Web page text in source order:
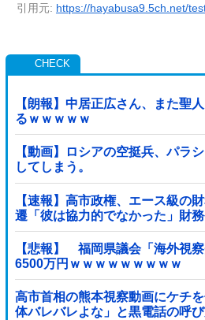
引用元: https://hayabusa9.5ch.net/
【朗報】中居正広さん、また聖
るｗｗｗｗｗ
【動画】ロシアの空挺兵、パラ
してしまう。
【速報】高市政権、エース級の
遷「彼は協力的でなかった」財
ことが判明
【悲報】 福岡県議会「海外視察費」公表
6500万円ｗｗｗｗｗｗｗｗｗ
高市首相の熊本視察動画にケチ
体バレバレよな」と黒電話の呼